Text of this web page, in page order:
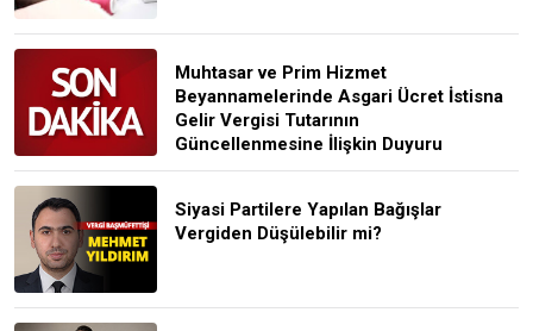
Muhtasar ve Prim Hizmet
Beyannamelerinde Asgari Ücret İstisna
Gelir Vergisi Tutarının
Güncellenmesine İlişkin Duyuru
Siyasi Partilere Yapılan Bağışlar
Vergiden Düşülebilir mi?